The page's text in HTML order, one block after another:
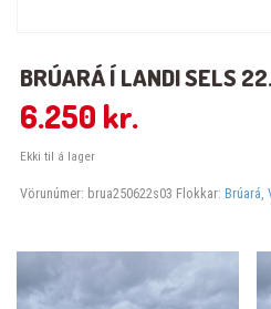
BRÚARÁ Í LANDI SELS
6.250 kr.
Ekki til á lager
Vörunúmer: brua250622s03 Flokkar: Brúará,